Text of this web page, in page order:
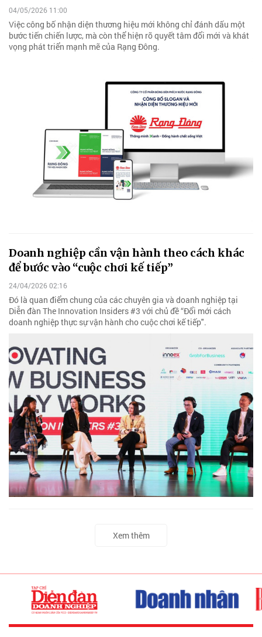
04/05/2026 11:00
Việc công bố nhận diện thương hiệu mới không chỉ đánh dấu một
bước tiến chiến lược, mà còn thể hiện rõ quyết tâm đổi mới và khát
vọng phát triển mạnh mẽ của Rạng Đông.
Doanh nghiệp cần vận hành theo cách khác
để bước vào “cuộc chơi kế tiếp”
24/04/2026 02:16
Đó là quan điểm chung của các chuyên gia và doanh nghiệp tại
Diễn đàn The Innovation Insiders #3 với chủ đề “Đổi mới cách
doanh nghiệp thực sự vận hành cho cuộc chơi kế tiếp".
Xem thêm